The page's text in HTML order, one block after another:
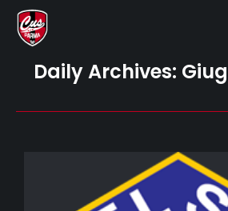
Daily Archives: